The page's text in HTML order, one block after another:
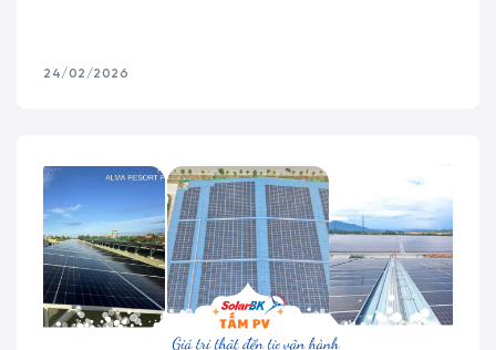
24/02/2026